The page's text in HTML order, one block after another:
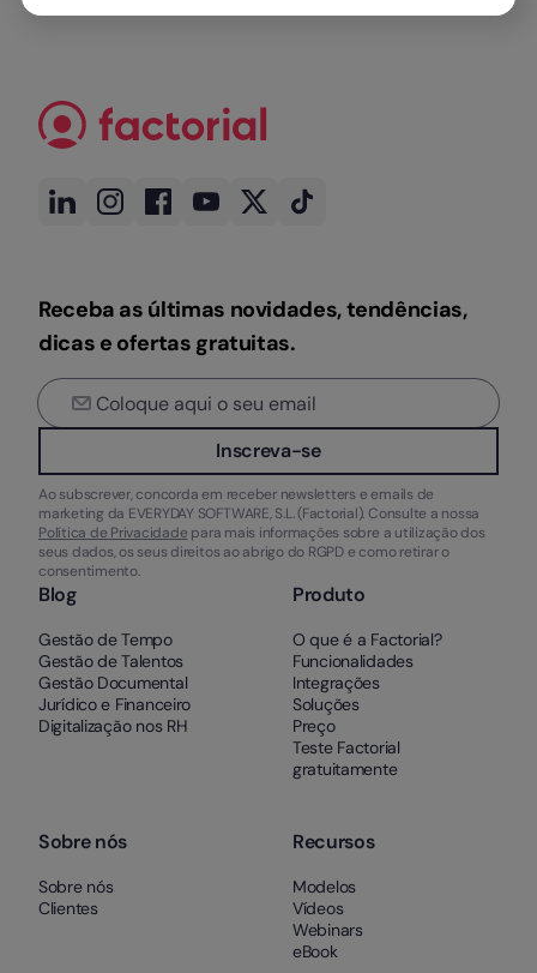
Receba as últimas novidades, tendências,
dicas e ofertas gratuitas.
Inscreva-se
Ao subscrever, concorda em receber newsletters e emails de
marketing da EVERYDAY SOFTWARE, S.L. (Factorial). Consulte a nossa
Política de Privacidade para mais informações sobre a utilização dos
seus dados, os seus direitos ao abrigo do RGPD e como retirar o
consentimento.
Blog
Gestão de Tempo
Gestão de Talentos
Gestão Documental
Jurídico e Financeiro
Digitalização nos RH
Produto
O que é a Factorial?
Funcionalidades
Integrações
Soluções
Preço
Teste Factorial
gratuitamente
Sobre nós
Sobre nós
Clientes
Recursos
Modelos
Vídeos
Webinars
eBook